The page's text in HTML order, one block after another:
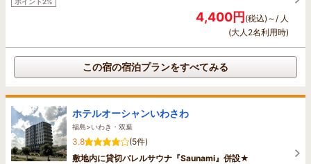
4,400円(税込)～/ 人
(大人2名利用時)
この宿の宿泊プランをすべてみる
ホテルオーシャンいわさわ
福島>いわき・双葉
3.8
(5件)
敷地内に貸切バレルサウナ『Saunami』併設★